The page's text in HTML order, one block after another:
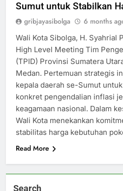
Sumut untuk Stabilkan
gribjayasibolga 6 months
Wali Kota Sibolga, H. Syahrial
High Level Meeting Tim
(TPID) Provinsi Sumatera
Medan. Pertemuan strategis
kepala daerah se-Sumut
konkret pengendalian inflasi
keagamaan nasional. Dalam
Wali Kota menekankan
stabilitas harga kebutuhan
Read More
Search